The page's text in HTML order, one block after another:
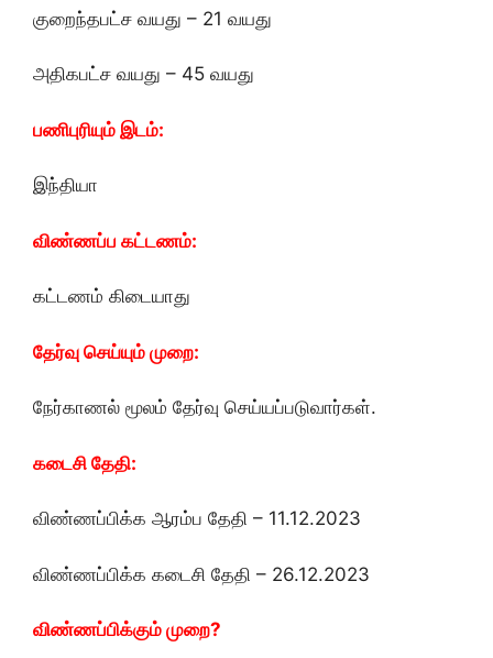
குறைந்தபட்ச வயது – 21 வயது
அதிகபட்ச வயது – 45 வயது
பணிபுரியும் இடம்:
இந்தியா
விண்ணப்ப கட்டணம்:
கட்டணம் கிடையாது
தேர்வு செய்யும் முறை:
நேர்காணல் மூலம் தேர்வு செய்யப்படுவார்கள்.
கடைசி தேதி:
விண்ணப்பிக்க ஆரம்ப தேதி – 11.12.2023
விண்ணப்பிக்க கடைசி தேதி – 26.12.2023
விண்ணப்பிக்கும் முறை?